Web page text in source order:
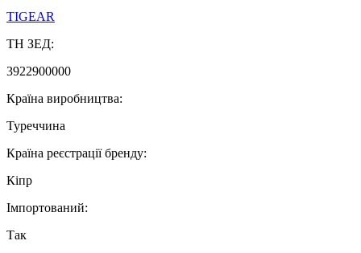
TIGEAR
ТН ЗЕД:
3922900000
Країна виробництва:
Туреччина
Країна реєстрації бренду:
Кіпр
Імпортований:
Так